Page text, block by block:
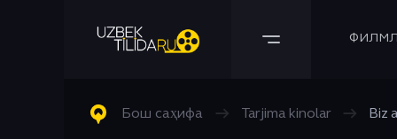
Барча Филмлар Комедия
Барча Сериаллар
Бош саҳифа → Tarjima kinolar → Biz